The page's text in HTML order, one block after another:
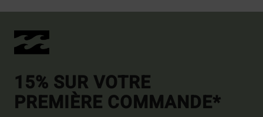
15% SUR VOTRE
PREMIÈRE COMMANDE*